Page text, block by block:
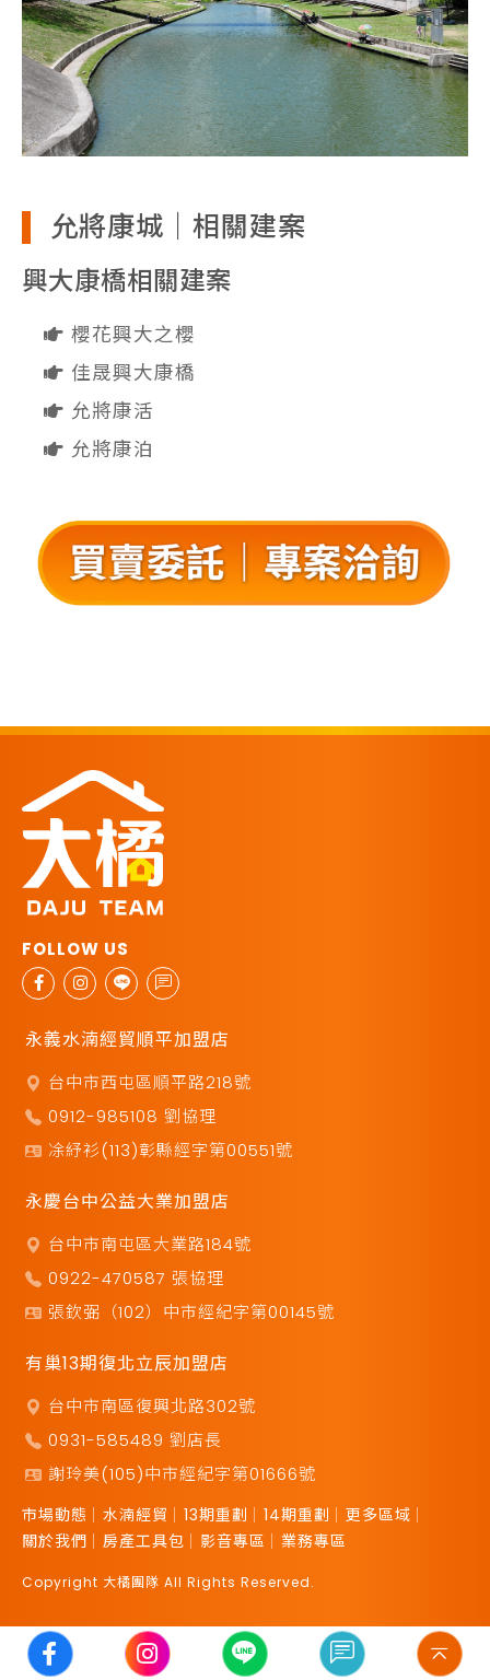
允將康城｜相關建案
興大康橋相關建案
櫻花興大之櫻
佳晟興大康橋
允將康活
允將康泊
永義水湳經貿順平加盟店
台中市西屯區順平路218號
0912-985108 劉協理
凃紓衫(113)彰縣經字第00551號
永慶台中公益大業加盟店
台中市南屯區大業路184號
0922-470587 張協理
張欽弼（102）中市經紀字第00145號
有巢13期復北立辰加盟店
台中市南區復興北路302號
0931-585489 劉店長
謝玲美(105)中市經紀字第01666號
市場動態 水湳經貿 13期重劃 14期重劃
更多區域
關於我們
房產工具包 影音專區 業務專區
Copyright 大橘團隊 All Rights Reserved.